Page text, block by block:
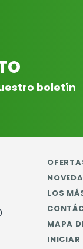
boletín
LOS
MAPA
INICIAR